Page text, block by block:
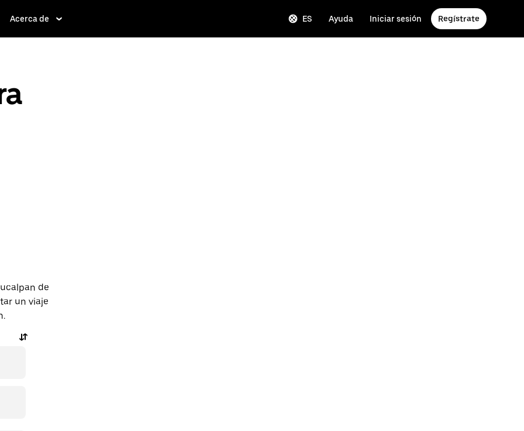
Acerca de ES Ayuda Iniciar sesión Regístrate
de
un viaje